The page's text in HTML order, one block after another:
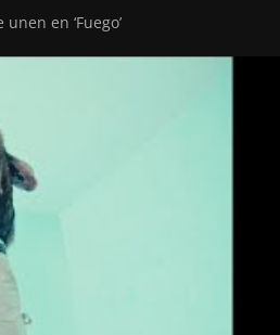
en ‘Fuego’